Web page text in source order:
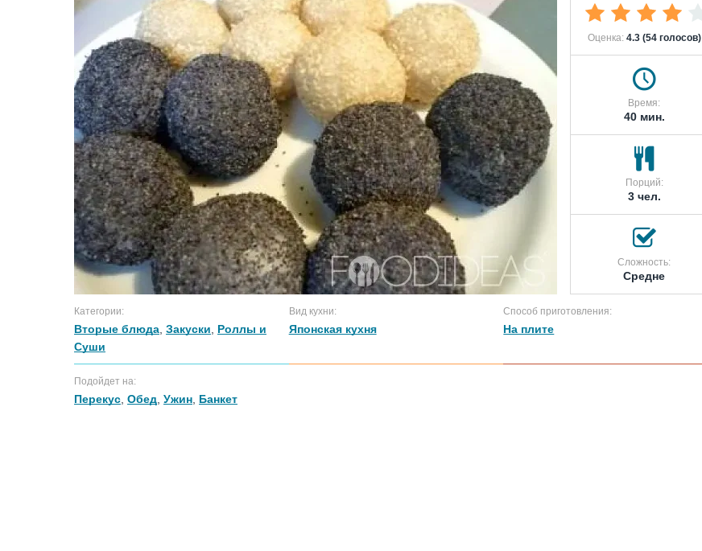
Оценка: 4.3 (54 голосов)
Время:
40 мин.
Порций:
3 чел.
Сложность:
Средне
Категории:
Вторые блюда Закуски
Роллы и
Суши
Вид кухни:
Японская кухня
Способ приготовления:
На плите
Подойдет на:
Перекус Обед Ужин Банкет